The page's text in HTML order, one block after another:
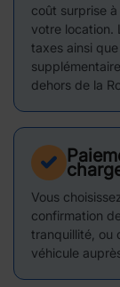
coût surprise
votre location.
taxes ainsi
dehors de la
Vous
confirmation
tranquillité, ou
véhicule